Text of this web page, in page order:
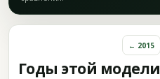
Годы этой модели
← 2015